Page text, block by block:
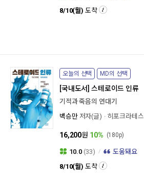
8/10(월) 도착
오늘의 선택 MD의 선택
[국내도서] 스테로이드 인류
기적과 죽음의 연대기
백승만 저자(글) 히포크라테스
16,200원 10% (180p)
10.0 (33)
도움돼요
8/10(월) 도착